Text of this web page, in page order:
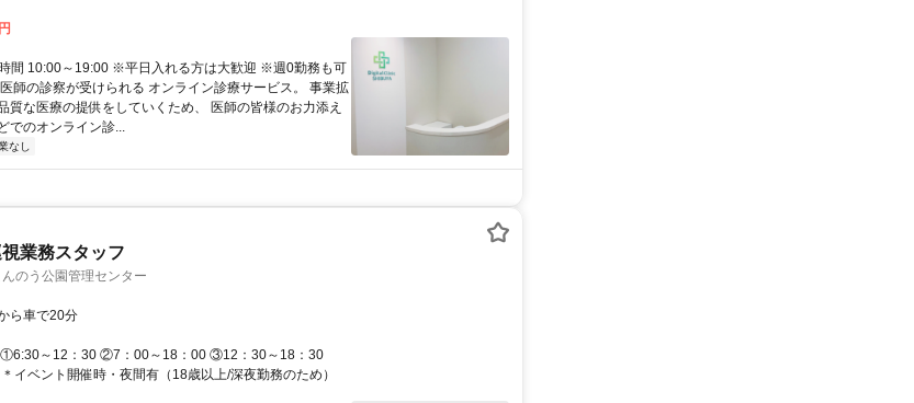
間 10:00～19:00 ※平日入れる方は大歓迎 ※週0勤務も可
師の診察が受けられる オンライン診療サービス。 事業拡
質な医療の提供をしていくため、 医師の皆様のお力添え
でのオンライン診...
なし
業務スタッフ
のう公園管理センター
ら車で20分
①6:30～12：30 ②7：00～18：00 ③12：30～18：30
イベント開催時・夜間有（18歳以上/深夜勤務のため）